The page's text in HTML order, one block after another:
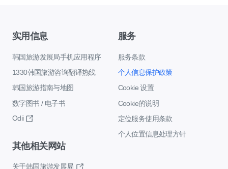
实用信息
韩国旅游发展局手机应用程序
1330韩国旅游咨询翻译热线
韩国旅游指南与地图
数字图书 / 电子书
Odii
服务
服务条款
个人信息保护政策
Cookie 设置
Cookie的说明
定位服务使用条款
个人位置信息处理方针
其他相关网站
关于韩国旅游发展局